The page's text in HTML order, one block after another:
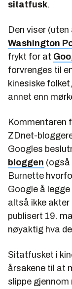
sitatfusk.
Den viser (uten
Washington
frykt for at
forvrenges til
kinesiske
annet enn
Kommentaren
ZDnet-
Googles
bloggen (også
Burnette
Google å
altså ikke
publisert 19.
nøyaktig hva
Sitatfusket i
årsakene til at
slippe